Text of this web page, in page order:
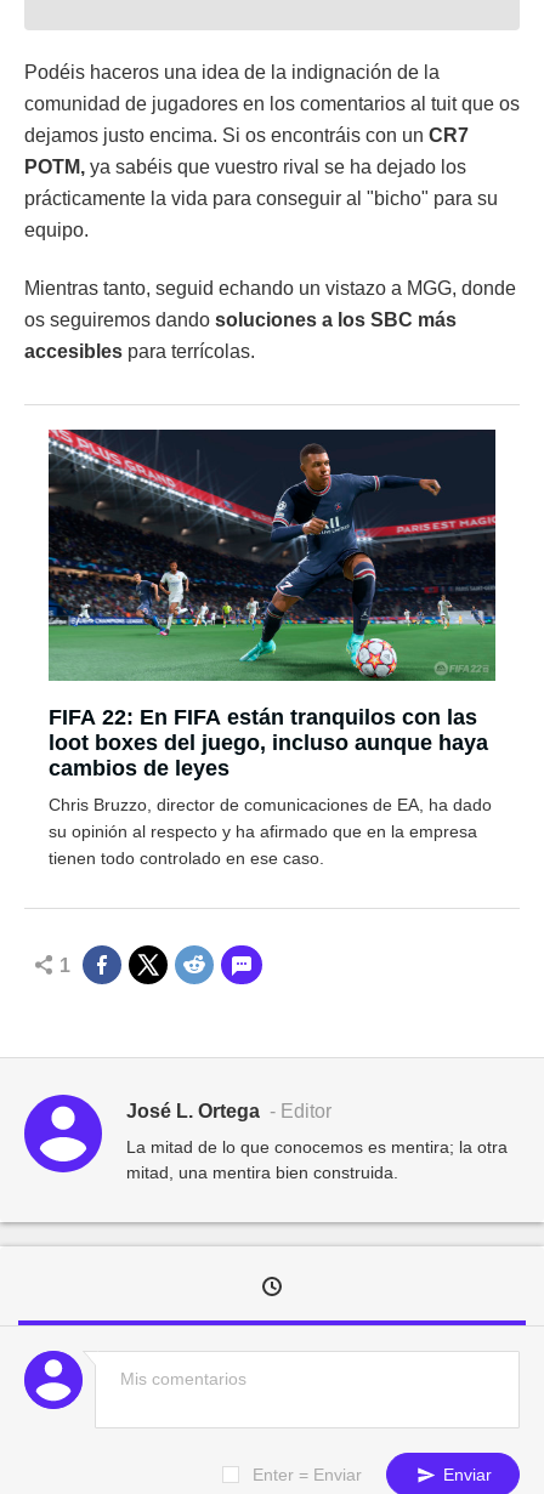
Podéis haceros una idea de la indignación de la
comunidad de jugadores en los comentarios al tuit que os
dejamos justo encima. Si os encontráis con un CR7
POTM, ya sabéis que vuestro rival se ha dejado los
prácticamente la vida para conseguir al "bicho" para su
equipo.
Mientras tanto, seguid echando un vistazo a MGG, donde
os seguiremos dando soluciones a los SBC más
accesibles para terrícolas.
FIFA 22: En FIFA están tranquilos con las
loot boxes del juego, incluso aunque haya
cambios de leyes
Chris Bruzzo, director de comunicaciones de EA, ha dado
su opinión al respecto y ha afirmado que en la empresa
tienen todo controlado en ese caso.
1
José L. Ortega - Editor
La mitad de lo que conocemos es mentira; la otra
mitad, una mentira bien construida.
Enter = Enviar Enviar